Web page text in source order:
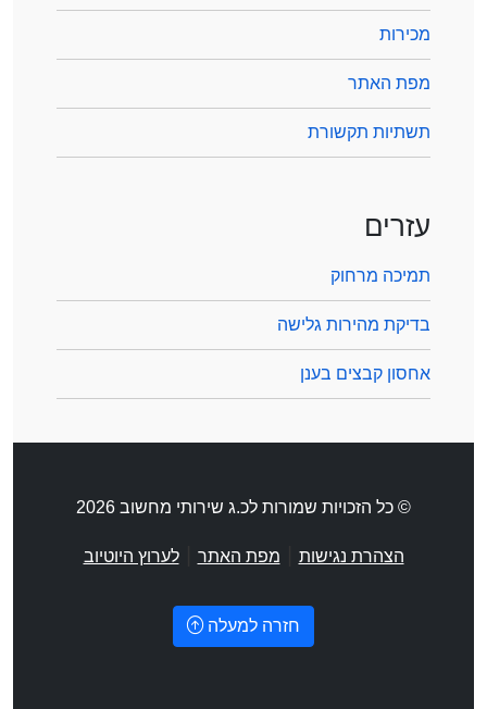
מכירות
מפת האתר
תשתיות תקשורת
עזרים
תמיכה מרחוק
בדיקת מהירות גלישה
אחסון קבצים בענן
© כל הזכויות שמורות לכ.ג שירותי מחשוב 2026
הצהרת נגישות מפת האתר |לערוץ היוטיוב
חזרה למעלה